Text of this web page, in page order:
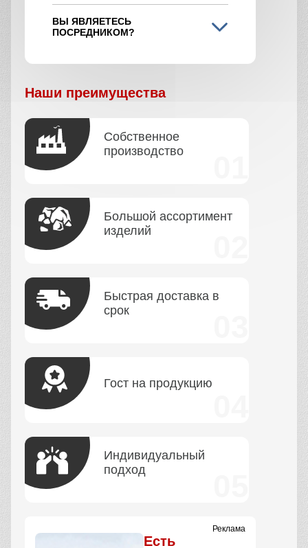
ВЫ ЯВЛЯЕТЕСЬ
ПОСРЕДНИКОМ?
Наши преимущества
Собственное
производство
Большой ассортимент
изделий
Быстрая доставка в
срок
Гост на продукцию
Индивидуальный
подход
Реклама
Есть